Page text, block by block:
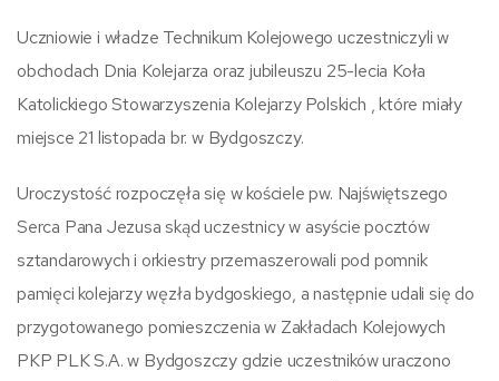
Uczniowie i władze Technikum Kolejowego uczestniczyli w
obchodach Dnia Kolejarza oraz jubileuszu 25-lecia Koła
Katolickiego Stowarzyszenia Kolejarzy Polskich , które miały
miejsce 21 listopada br. w Bydgoszczy.
Uroczystość rozpoczęła się w kościele pw. Najświętszego
Serca Pana Jezusa skąd uczestnicy w asyście pocztów
sztandarowych i orkiestry przemaszerowali pod pomnik
pamięci kolejarzy węzła bydgoskiego, a następnie udali się do
przygotowanego pomieszczenia w Zakładach Kolejowych
PKP PLK S.A. w Bydgoszczy gdzie uczestników uraczono